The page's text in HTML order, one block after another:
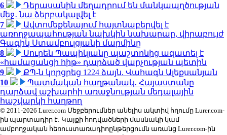
6
Դերասանին մեղադրում են մանկապղծության
մեջ․ նա ձերբակալվել է
7
Ավտոմեքենայում հայտնաբերվել է
առողջապահության նախկին նախարար, վիրաբույժ
Գագիկ Ստամբուլցյանի մարմինը
8
Սուրեն Պապիկյանը պաշտոնից ազատել է
«համացանցի հիթ» դարձած վարչության պետին
9
ՔՊ-ն կորցրեց 1224 ձայն. Վահագն Ալեքսանյան
10
Պատմական հաղթանակ․ Հայաստանը
դարձավ աշխարհի առաջնության մեդալային
հաշվարկի հաղթող
© 2011-2026 Lurer.com Մեջբերումներ անելիս ակտիվ հղումը Lurer.com-
ին պարտադիր է: Կայքի հոդվածների մասնակի կամ
ամբողջական հեռուստառադիոընթերցումն առանց Lurer.com-ին